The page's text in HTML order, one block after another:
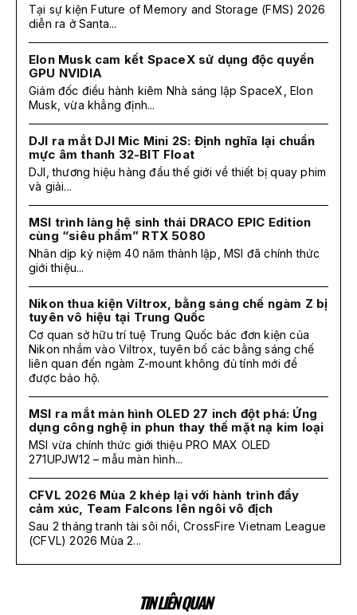
Tại sự kiện Future of Memory and Storage (FMS) 2026
diễn ra ở Santa...
Elon Musk cam kết SpaceX sử dụng độc quyền
GPU NVIDIA
Giám đốc điều hành kiêm Nhà sáng lập SpaceX, Elon
Musk, vừa khẳng định...
DJI ra mắt DJI Mic Mini 2S: Định nghĩa lại chuẩn
mực âm thanh 32-BIT Float
DJI, thương hiệu hàng đầu thế giới về thiết bị quay phim
và giải...
MSI trình làng hệ sinh thái DRACO EPIC Edition
cùng “siêu phẩm” RTX 5080
Nhân dịp kỷ niệm 40 năm thành lập, MSI đã chính thức
giới thiệu...
Nikon thua kiện Viltrox, bằng sáng chế ngàm Z bị
tuyên vô hiệu tại Trung Quốc
Cơ quan sở hữu trí tuệ Trung Quốc bác đơn kiện của
Nikon nhắm vào Viltrox, tuyên bố các bằng sáng chế
liên quan đến ngàm Z-mount không đủ tính mới để
được bảo hộ.
MSI ra mắt màn hình OLED 27 inch đột phá: Ứng
dụng công nghệ in phun thay thế mặt nạ kim loại
MSI vừa chính thức giới thiệu PRO MAX OLED
271UPJW12 – mẫu màn hình...
CFVL 2026 Mùa 2 khép lại với hành trình đầy
cảm xúc, Team Falcons lên ngôi vô địch
Sau 2 tháng tranh tài sôi nổi, CrossFire Vietnam League
(CFVL) 2026 Mùa 2...
TIN LIÊN QUAN